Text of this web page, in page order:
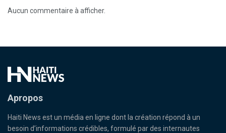
Aucun commentaire à afficher.
Apropos
Haiti News est un média en ligne dont la création répond à un
besoin d’informations crédibles, formulé par des internautes